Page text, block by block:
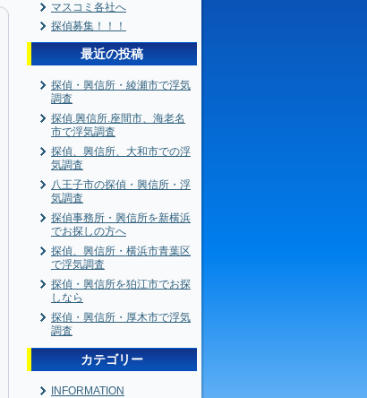
マスコミ各社へ
探偵募集！！！
最近の投稿
探偵・興信所・綾瀬市で浮気
調査
探偵.興信所.座間市、海老名
市で浮気調査
探偵、興信所、大和市での浮
気調査
八王子市の探偵・興信所・浮
気調査
探偵事務所・興信所を新横浜
でお探しの方へ
探偵、興信所・横浜市青葉区
で浮気調査
探偵・興信所を狛江市でお探
しなら
探偵・興信所・厚木市で浮気
調査
カテゴリー
INFORMATION